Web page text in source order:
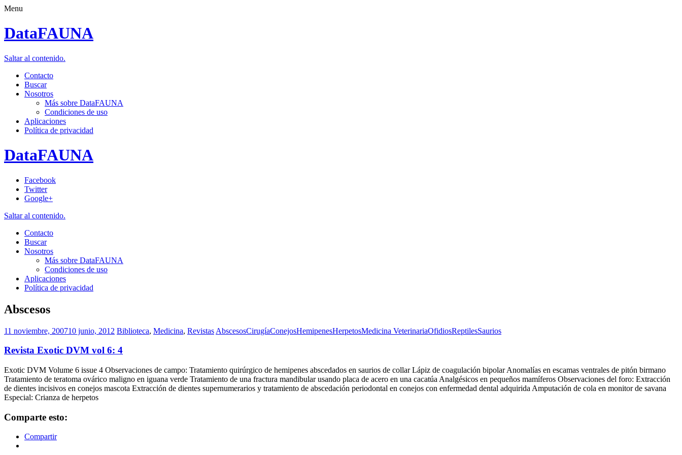
Menu
DataFAUNA
Saltar al contenido.
Contacto
Buscar
Nosotros
Más sobre DataFAUNA
Condiciones de uso
Aplicaciones
Política de privacidad
DataFAUNA
Facebook
Twitter
Google+
Saltar al contenido.
Contacto
Buscar
Nosotros
Más sobre DataFAUNA
Condiciones de uso
Aplicaciones
Política de privacidad
Abscesos
11 noviembre, 200710 junio, 2012 Biblioteca, Medicina, Revistas AbscesosCirugíaConejosHemipenesHerpetosMedicina VeterinariaOfidiosReptilesSaurios
Revista Exotic DVM vol 6: 4
Exotic DVM Volume 6 issue 4 Observaciones de campo: Tratamiento quirúrgico de hemipenes abscedados en saurios de collar Lápiz de coagulación bipolar Anomalías en escamas ventrales de pitón birmano
Tratamiento de teratoma ovárico maligno en iguana verde Tratamiento de una fractura mandibular usando placa de acero en una cacatúa Analgésicos en pequeños mamíferos Observaciones del foro: Extracción
de dientes incisivos en conejos mascota Extracción de dientes supernumerarios y tratamiento de abscedación periodontal en conejos con enfermedad dental adquirida Amputación de cola en monitor de savana
Especial: Crianza de herpetos
Comparte esto:
Compartir